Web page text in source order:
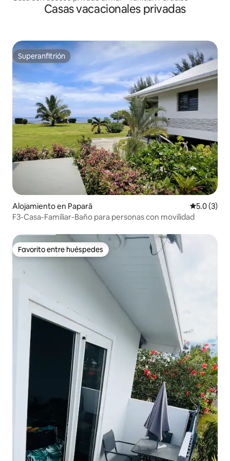
Casas vacacionales privadas
Superanfitrión
Superanfitrión
Alojamiento en Paparā
5.0 (3)
F3-Casa-Familiar-Baño para personas con movilidad
Favorito entre huéspedes
Favorito entre huéspedes